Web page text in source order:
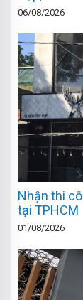
06/08/2026
Nhận thi
tại TPHCM
01/08/2026